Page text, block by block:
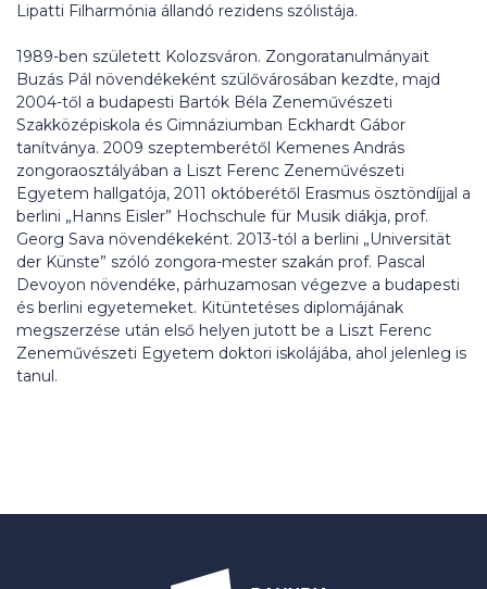
Lipatti Filharmónia állandó rezidens szólistája.
1989-ben született Kolozsváron. Zongoratanulmányait
Buzás Pál növendékeként szülővárosában kezdte, majd
2004-től a budapesti Bartók Béla Zeneművészeti
Szakközépiskola és Gimnáziumban Eckhardt Gábor
tanítványa. 2009 szeptemberétől Kemenes András
zongoraosztályában a Liszt Ferenc Zeneművészeti
Egyetem hallgatója, 2011 októberétől Erasmus ösztöndíjjal a
berlini „Hanns Eisler” Hochschule für Musik diákja, prof.
Georg Sava növendékeként. 2013-tól a berlini „Universität
der Künste” szóló zongora-mester szakán prof. Pascal
Devoyon növendéke, párhuzamosan végezve a budapesti
és berlini egyetemeket. Kitüntetéses diplomájának
megszerzése után első helyen jutott be a Liszt Ferenc
Zeneművészeti Egyetem doktori iskolájába, ahol jelenleg is
tanul.